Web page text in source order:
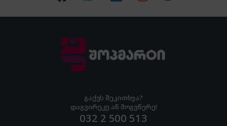
გაქვს შეკითხვა?
დაგვირეკე ან მოგვწერე!
032 2 500 513